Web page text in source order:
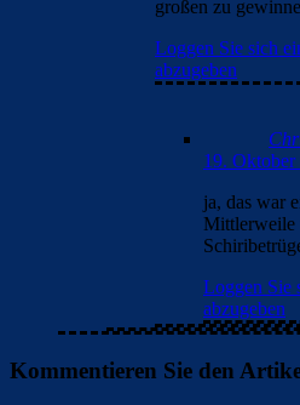
großen zu
Loggen Sie sich
abzugeben
19.
ja, das war
Mittlerweile
Loggen Sie
abzugeben
Kommentieren Sie den